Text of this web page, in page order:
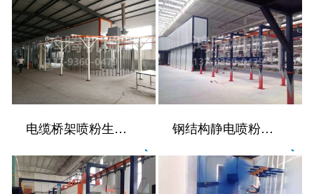
电缆桥架喷粉生产线 钢结构静电喷粉生产线